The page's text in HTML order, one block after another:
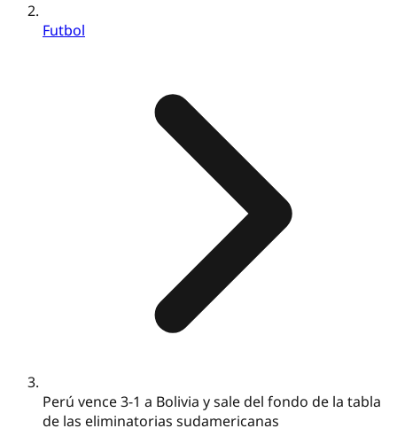
Futbol
Perú vence 3-1 a Bolivia y sale del fondo de la tabla
de las eliminatorias sudamericanas